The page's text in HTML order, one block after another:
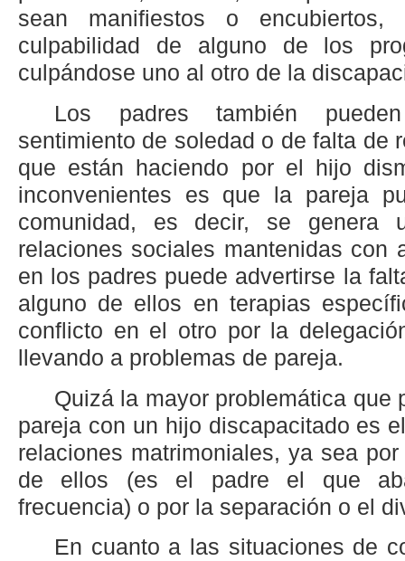
sean manifiestos o
culpabilidad de alguno de los
culpándose uno al otro de la
Los padres también
sentimiento de soledad o de falta de
que están haciendo por el hijo
inconvenientes es que la pareja
comunidad, es decir, se genera
relaciones sociales mantenidas con
en los padres puede advertirse la
alguno de ellos en terapias
conflicto en el otro por la
llevando a problemas de pareja.
Quizá la mayor problemática que
pareja con un hijo discapacitado es
relaciones matrimoniales, ya sea
de ellos (es el padre el que
frecuencia) o por la separación o el
En cuanto a las situaciones de